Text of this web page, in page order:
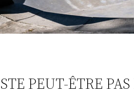
PEUT-ÊTRE